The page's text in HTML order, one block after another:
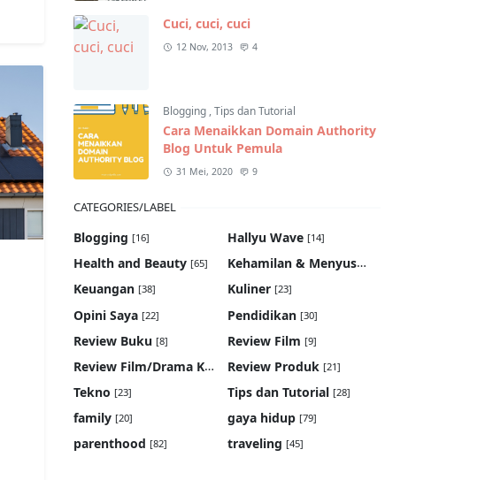
Cuci, cuci, cuci
12 Nov, 2013 4
Blogging ,Tips dan Tutorial
Cara Menaikkan Domain Authority
Blog Untuk Pemula
31 Mei, 2020 9
CATEGORIES/LABEL
Blogging [16] Hallyu Wave [14]
Health and Beauty [65] Kehamilan & Menyusui
Keuangan [38] Kuliner [23]
Opini Saya [22] Pendidikan [30]
Review Buku [8] Review Film [9]
Review Film/Drama Korea [22]
Review Produk [21]
Tekno [23] Tips dan Tutorial [28]
family [20] gaya hidup [79]
parenthood [82] traveling [45]